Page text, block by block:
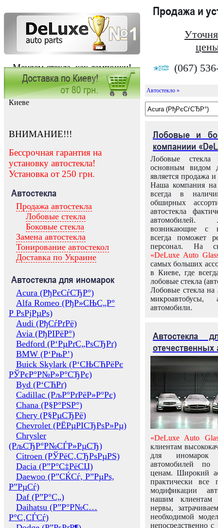
Меняем стекла, как лампочки!
Продажа и
(067)
Заказать установку автостекла в
Киеве
ВНИМАНИЕ!!!
Бессрочная гарантия на
установку автостекла!
Установка от 250 грн.
Автостекла
Продажа автостекла
Лобовые стекла
Боковые стекла
Замена автостекла
Тонирование автостекол
Доставка по Украине
Автостекла для иномарок
Acura (РђРєСѓСЂР°)
Alfa Romeo (РђР»СЊС„Р°
Р РѕРјРµРѕ)
Audi (РђСѓРґРё)
Avia (РђРІРёР°)
Bedford (Р‘РµРґС„РѕСЂРґ)
BMW (Р‘РњР’)
Buick Skylark (Р‘СЊСЋРёРє
РЎРєР°Р№Р»Р°СЂРє)
Byd (Р‘СЋРґ)
Cadillac (РљР°РґРёР»Р°Рє)
Chana (Р§Р°РЅР°)
Chery (Р§РµСЂРё)
Chevrolet (РЁРµРІСЂРѕР»Рµ)
Chrysler
(РљСЂР°Р№СЃР»РµСЂ)
Citroen (РЎРёС‚СЂРѕРµРЅ)
Dacia (Р”Р°С‡РёСЏ)
Daewoo (Р”СЌСѓ, Р”РµРѕ,
Р”РµСѓ)
Daf (Р”Р°С„)
Daihatsu (Р”Р°Р№С…
Р°С‚СЃСѓ)
Автостекло »
Лобовые и
компаниии
Лобовые
основным видом
является продажа и
Наша компания на
всегда в
обширных
автостекла
возникающие с
всегда поможет
персонал. На
«DeLuxe Auto
самых больших
в Киеве, где
лобовые стекла
Лобовые стекла на
микроавтобусы,
автомобили.
Автостекла
отечественных
«DeLuxe Auto
клиентам
для иномарок
автомобилей
ценам. Широкий
практически все
модификации
нашим клиентам
нервы,
необходимой
непосредственно